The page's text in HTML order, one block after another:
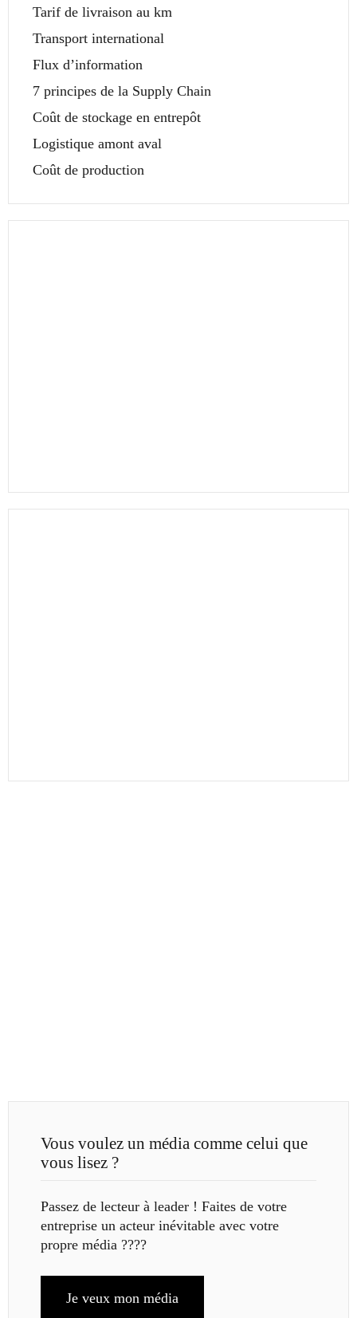
Tarif de livraison au km
Transport international
Flux d’information
7 principes de la Supply Chain
Coût de stockage en entrepôt
Logistique amont aval
Coût de production
Vous voulez un média comme celui que
vous lisez ?
Passez de lecteur à leader ! Faites de votre
entreprise un acteur inévitable avec votre
propre média ????
Je veux mon média